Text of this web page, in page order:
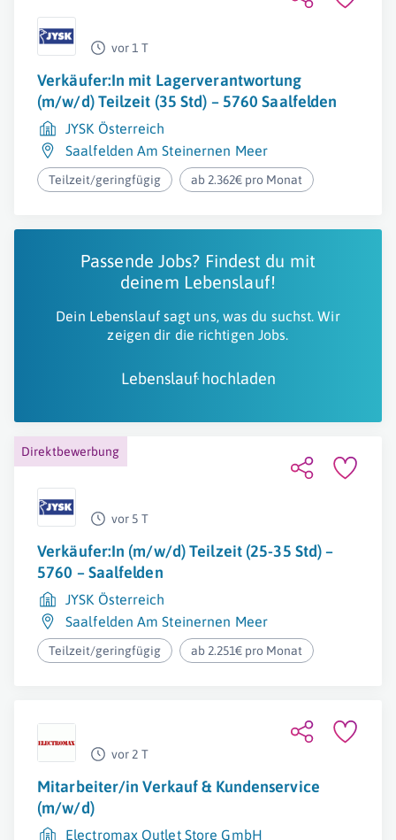
vor 1 T
Verkäufer:In mit Lagerverantwortung
(m/w/d) Teilzeit (35 Std) – 5760 Saalfelden
JYSK Österreich
Saalfelden Am Steinernen Meer
Teilzeit/geringfügig ab 2.362€ pro Monat
Passende Jobs? Findest du mit
deinem Lebenslauf!
Dein Lebenslauf sagt uns, was du suchst. Wir
zeigen dir die richtigen Jobs.
Lebenslauf hochladen
Direktbewerbung
vor 5 T
Verkäufer:In (m/w/d) Teilzeit (25-35 Std) –
5760 – Saalfelden
JYSK Österreich
Saalfelden Am Steinernen Meer
Teilzeit/geringfügig ab 2.251€ pro Monat
vor 2 T
Mitarbeiter/in Verkauf & Kundenservice
(m/w/d)
Electromax Outlet Store GmbH